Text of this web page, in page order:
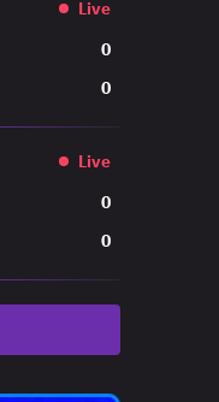
Live
0
0
Live
0
0